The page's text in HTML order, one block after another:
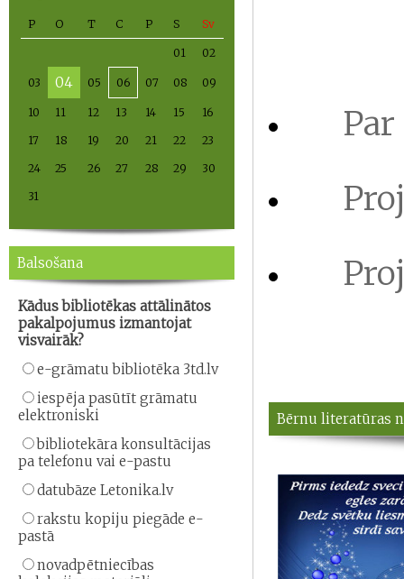
P O T C P S Sv
01 02
03 04 05 06 07 08 09
10 11 12 13 14 15 16
17 18 19 20 21 22 23
24 25 26 27 28 29 30
31
Balsošana
Kādus bibliotēkas attālinātos
pakalpojumus izmantojat
visvairāk?
e-grāmatu bibliotēka 3td.lv
iespēja pasūtīt grāmatu
elektroniski
bibliotekāra konsultācijas
pa telefonu vai e-pastu
datubāze Letonika.lv
rakstu kopiju piegāde e-
pastā
novadpētniecības
Bērnu literatūras